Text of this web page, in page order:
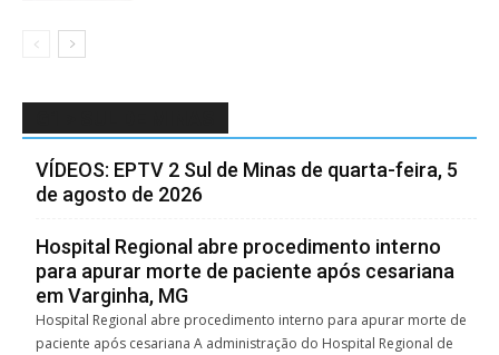
VÍDEOS: EPTV 2 Sul de Minas de quarta-feira, 5
de agosto de 2026
Hospital Regional abre procedimento interno
para apurar morte de paciente após cesariana
em Varginha, MG
Hospital Regional abre procedimento interno para apurar morte de
paciente após cesariana A administração do Hospital Regional de